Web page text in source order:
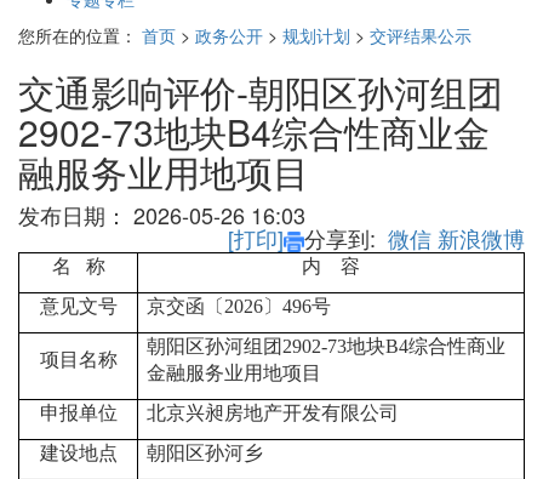
您所在的位置： 首页 > 政务公开 > 规划计划 > 交评结果公示
交通影响评价-朝阳区孙河组团
2902-73地块B4综合性商业金
融服务业用地项目
发布日期： 2026-05-26 16:03
[打印] 分享到: 微信 新浪微博
名 称
内 容
意见文号
京交函〔2026〕496号
项目名称
朝阳区孙河组团2902-73地块B4综合性商业
金融服务业用地项目
申报单位
北京兴昶房地产开发有限公司
建设地点
朝阳区孙河乡